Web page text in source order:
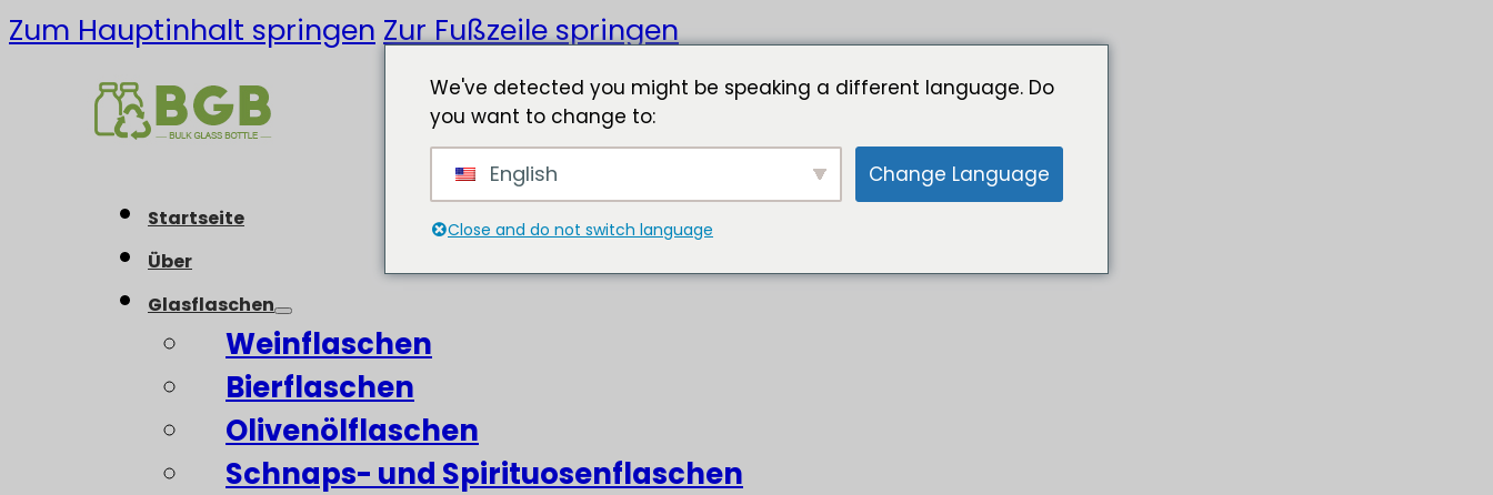
Zum Hauptinhalt springen Zur Fußzeile springen
Startseite
Über
Glasflaschen
Weinflaschen
Bierflaschen
Olivenölflaschen
Schnaps- und Spirituosenflaschen
We've detected you might be speaking a different language. Do
you want to change to:
English Change Language
Close and do not switch language